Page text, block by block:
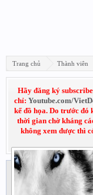
Trang chủ Thành viên
Hãy đăng ký
chỉ: Youtube.com/
kế đồ họa. Do trước đó
thời gian chờ kháng
không xem được thì